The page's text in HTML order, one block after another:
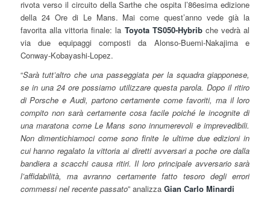
rivota verso il circuito della Sarthe che ospita l’86esima edizione
della 24 Ore di Le Mans. Mai come quest’anno vede già la
favorita alla vittoria finale: la Toyota TS050-Hybribche vedrà al
via due equipaggi composti da Alonso-Buemi-Nakajima e
Conway-Kobayashi-Lopez.
“Sarà tutt’altro che una passeggiata per la squadra giapponese,
se in una 24 ore possiamo utilizzare questa parola. Dopo il ritiro
di Porsche e Audi, partono certamente come favoriti, ma il loro
compito non sarà certamente cosa facile poiché le incognite di
una maratona come Le Mans sono innumerevoli e imprevedibili.
Non dimentichiamoci come sono finite le ultime due edizioni in
cui hanno regalato la vittoria ai diretti avversari a poche ore dalla
bandiera a scacchi causa ritiri. Il loro principale avversario sarà
l’affidabilità, ma avranno certamente fatto tesoro degli errori
commessi nel recente passato” analizza Gian Carlo Minardi